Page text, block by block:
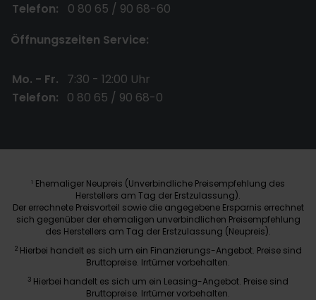
Telefon:
0 80 65 / 90 68-60
Öffnungszeiten Service:
Mo. - Fr.
7:30 - 12:00 Uhr
Telefon:
0 80 65 / 90 68-0
1 Ehemaliger Neupreis (Unverbindliche Preisempfehlung des
Herstellers am Tag der Erstzulassung).
Der errechnete Preisvorteil sowie die angegebene Ersparnis errechnet
sich gegenüber der ehemaligen unverbindlichen Preisempfehlung
des Herstellers am Tag der Erstzulassung (Neupreis).
2 Hierbei handelt es sich um ein Finanzierungs-Angebot. Preise sind
Bruttopreise. Irrtümer vorbehalten.
3 Hierbei handelt es sich um ein Leasing-Angebot. Preise sind
Bruttopreise. Irrtümer vorbehalten.